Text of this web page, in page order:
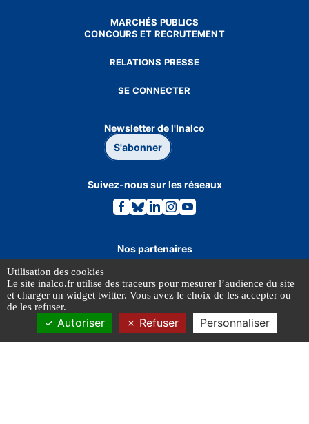
Utilisation des cookies
Le site inalco.fr utilise des traceurs pour mesurer l’audience du site
et charger un widget twitter. Vous avez le choix de les accepter ou
de les refuser.
Autoriser Refuser Personnaliser
MARCHÉS PUBLICS
CONCOURS ET RECRUTEMENT
RELATIONS PRESSE
SE CONNECTER
Newsletter de l'Inalco
S'abonner
Suivez-nous sur les réseaux
Lien
vers
Facebook.
Lien
vers
Bluesky.
Lien
vers
Linkedin.
Lien
vers
Instagram.
Lien
vers
Youtube.
Nos partenaires
MENTIONS LÉGALES